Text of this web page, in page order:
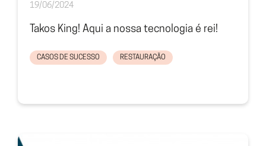
19/06/2024
Takos King! Aqui a nossa tecnologia é rei!
CASOS DE SUCESSO RESTAURAÇÃO